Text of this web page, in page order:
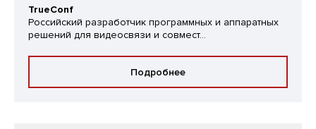
TrueConf
Российский разработчик программных и аппаратных
решений для видеосвязи и совмест...
Подробнее